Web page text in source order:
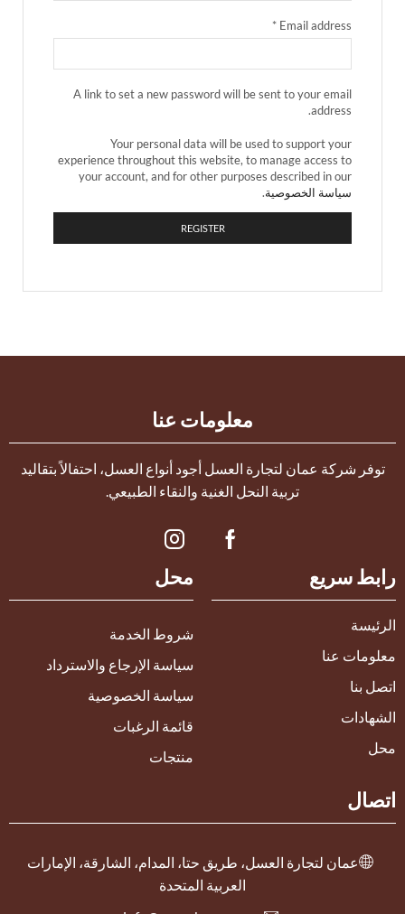
Email address
*
A link to set a new password will be sent to your email
address.
Your personal data will be used to support your
experience throughout this website, to manage access to
your account, and for other purposes described in our
سياسة الخصوصية.
REGISTER
معلومات عنا
توفر شركة عمان لتجارة العسل أجود أنواع العسل، احتفالاً بتقاليد
تربية النحل الغنية والنقاء الطبيعي.
رابط سريع
الرئيسة
معلومات عنا
اتصل بنا
الشهادات
محل
محل
شروط الخدمة
سياسة الإرجاع والاسترداد
سياسة الخصوصية
قائمة الرغبات
منتجات
اتصال
عمان لتجارة العسل، طريق حتا، المدام، الشارقة، الإمارات
العربية المتحدة